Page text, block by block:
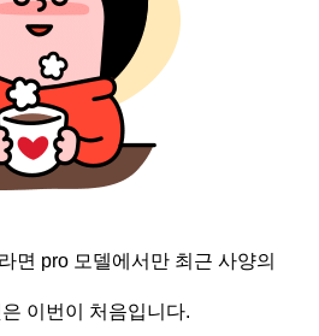
면 pro 모델에서만 최근 사양의
이번이 처음입니다.